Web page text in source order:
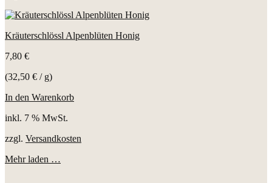
Kräuterschlössl Alpenblüten Honig
7,80 €
(32,50 € / g)
In den Warenkorb
inkl. 7 % MwSt.
zzgl. Versandkosten
Mehr laden …